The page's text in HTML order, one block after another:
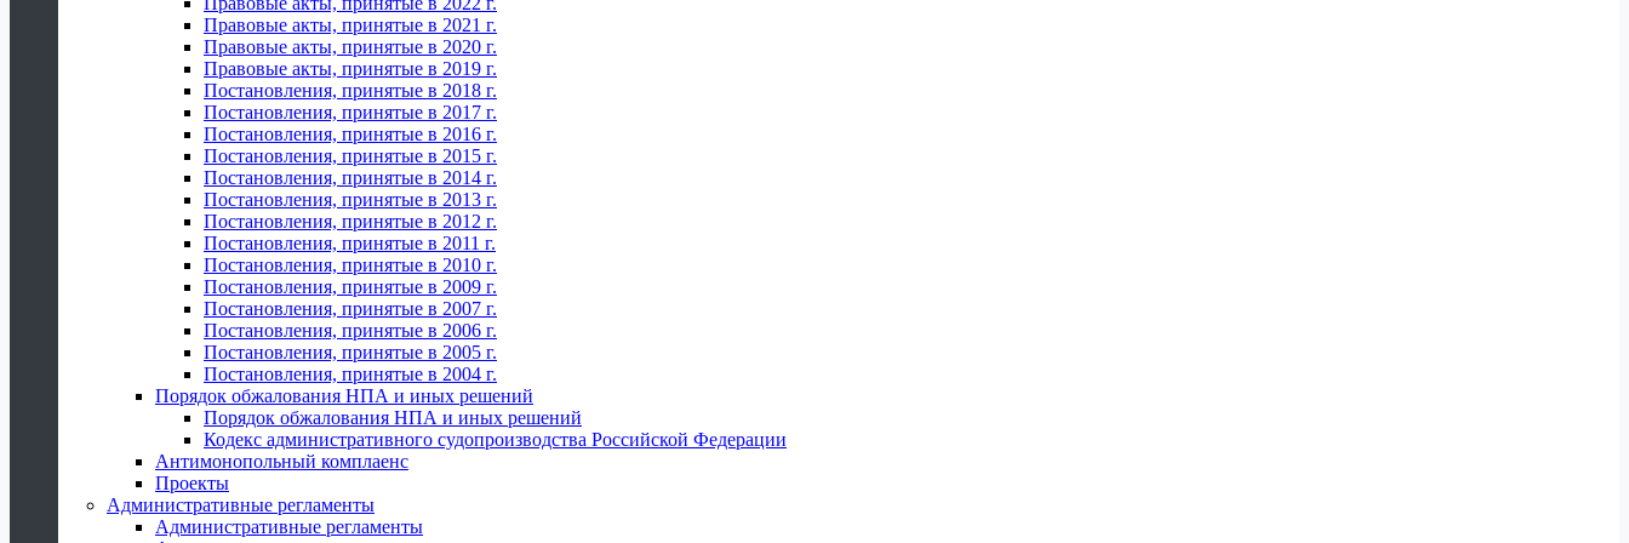
Правовые акты, принятые в 2021 г.
Правовые акты, принятые в 2020 г.
Правовые акты, принятые в 2019 г.
Постановления, принятые в 2018 г.
Постановления, принятые в 2017 г.
Постановления, принятые в 2016 г.
Постановления, принятые в 2015 г.
Постановления, принятые в 2014 г.
Постановления, принятые в 2013 г.
Постановления, принятые в 2012 г.
Постановления, принятые в 2011 г.
Постановления, принятые в 2010 г.
Постановления, принятые в 2009 г.
Постановления, принятые в 2007 г.
Постановления, принятые в 2006 г.
Постановления, принятые в 2005 г.
Постановления, принятые в 2004 г.
Порядок обжалования НПА и иных решений
Порядок обжалования НПА и иных решений
Кодекс административного судопроизводства Российской Федерации
Антимонопольный комплаенс
Проекты
Административные регламенты
Административные регламенты